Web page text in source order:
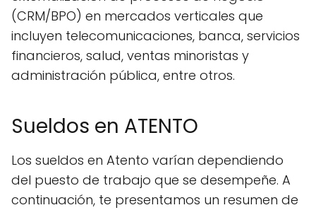
(CRM/BPO) en mercados verticales que
incluyen telecomunicaciones, banca, servicios
financieros, salud, ventas minoristas y
administración pública, entre otros.
Sueldos en ATENTO
Los sueldos en Atento varían dependiendo
del puesto de trabajo que se desempeñe. A
continuación, te presentamos un resumen de